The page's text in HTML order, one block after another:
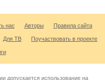
нас Авторы Правила сайта
Для ТВ Поучаствовать в проекте
допускается использование на